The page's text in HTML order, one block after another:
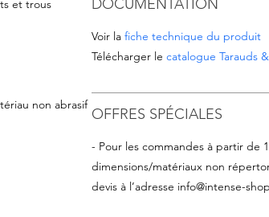
et trous
non abrasif
DOCUMENTATION
Voir la fiche technique du produit
Télécharger le catalogue Tarauds
OFFRES SPÉCIALES
- Pour les commandes à partir de
dimensions/matériaux non
devis à l’adresse info@intense-